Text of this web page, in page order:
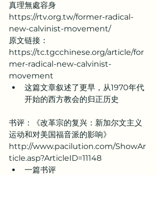
真理無處容身
https://rtv.org.tw/former-radical-
new-calvinist-movement/
原文链接：
https://tc.tgcchinese.org/article/for
mer-radical-new-calvinist-
movement
这篇文章叙述了更早，从1970年代
开始的西方教会的归正历史
书评：《改革宗的复兴：新加尔文主义
运动和对美国福音派的影响》
http://www.pacilution.com/ShowAr
ticle.asp?ArticleID=11148
一篇书评